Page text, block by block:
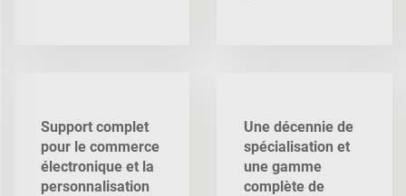
Support complet
pour le commerce
électronique et la
personnalisation
Une décennie de
spécialisation et
une gamme
complète de